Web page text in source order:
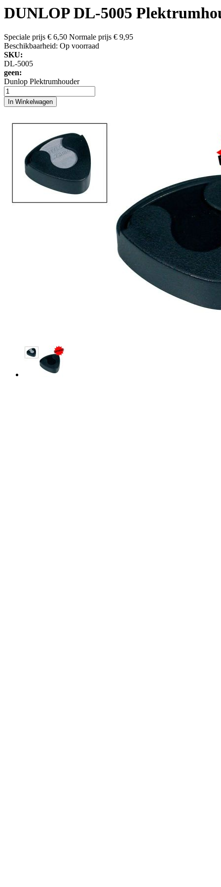
DUNLOP DL-5005
Speciale prijs € 6,50 Normale prijs € 9,95
Beschikbaarheid: Op voorraad
SKU:
DL-5005
geen:
Dunlop Plektrumhouder
In Winkelwagen